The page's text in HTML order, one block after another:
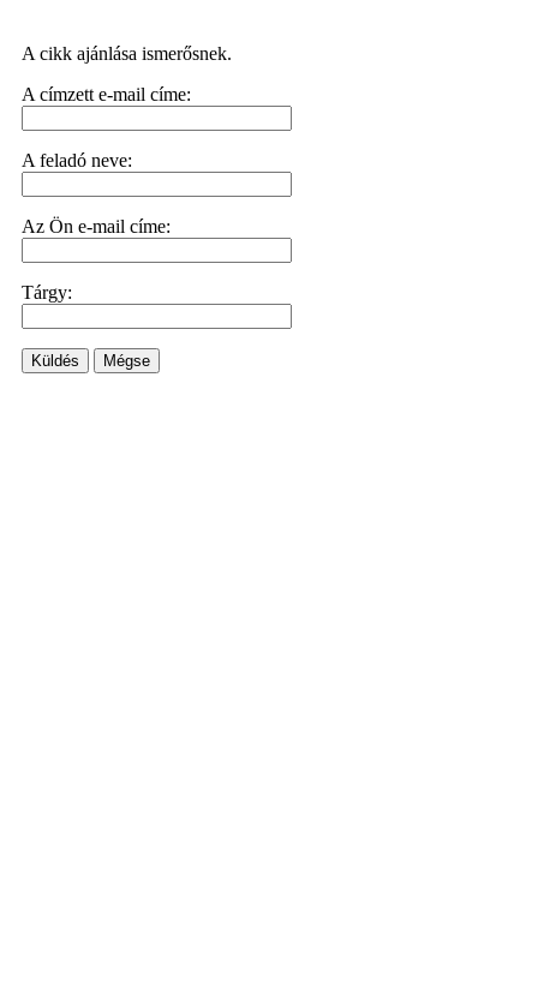
A cikk ajánlása ismerősnek.
A címzett e-mail címe:
A feladó neve:
Az Ön e-mail címe:
Tárgy:
Küldés Mégse